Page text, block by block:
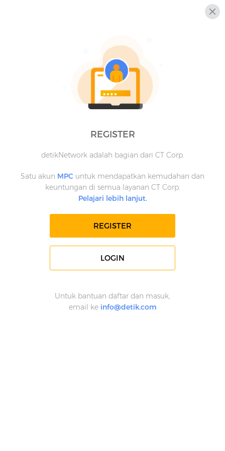
REGISTER
detikNetwork adalah bagian dari CT Corp.
Satu akun MPC untuk mendapatkan kemudahan dan
keuntungan di semua layanan CT Corp.
Pelajari lebih lanjut.
REGISTER
LOGIN
Untuk bantuan daftar dan masuk,
email ke info@detik.com